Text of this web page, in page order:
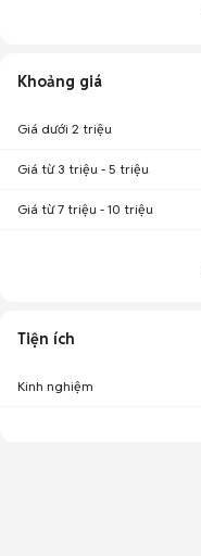
Khoảng giá
Giá dưới 2 triệu
Giá từ 3 triệu - 5 triệu
Giá từ 7 triệu - 10 triệu
Tiện ích
Kinh nghiệm